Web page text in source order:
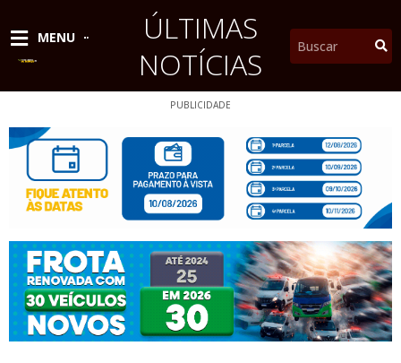
conteúdo
MENU
ÚLTIMAS
NOTÍCIAS
Pesquisar
PUBLICIDADE